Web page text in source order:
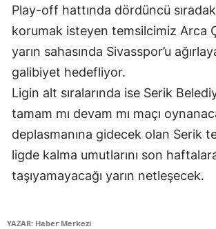
Play-off hattında dördüncü
korumak isteyen temsilcimiz Arca
yarın sahasında Sivasspor’u
galibiyet hedefliyor.
Ligin alt sıralarında ise Serik
tamam mı devam mı maçı
deplasmanına gidecek olan Serik
ligde kalma umutlarını son
taşıyamayacağı yarın netleşecek.
YAZAR: Haber Merkezi